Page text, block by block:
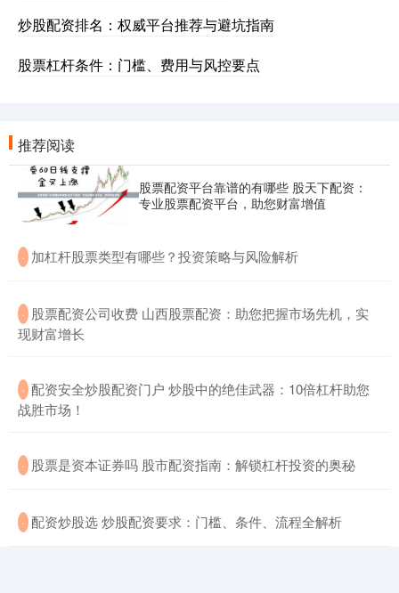
炒股配资排名：权威平台推荐与避坑指南
股票杠杆条件：门槛、费用与风控要点
推荐阅读
股票配资平台靠谱的有哪些 股天下配资：
专业股票配资平台，助您财富增值
· ​加杠杆股票类型有哪些？投资策略与风险解析
· ​股票配资公司收费 山西股票配资：助您把握市场先机，实
现财富增长
· ​配资安全炒股配资门户 炒股中的绝佳武器：10倍杠杆助您
战胜市场！
· ​股票是资本证券吗 股市配资指南：解锁杠杆投资的奥秘
· ​配资炒股选 炒股配资要求：门槛、条件、流程全解析